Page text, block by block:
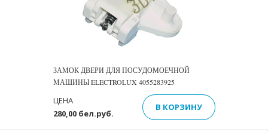
ЗАМОК ДВЕРИ ДЛЯ ПОСУДОМОЕЧНОЙ
МАШИНЫ ELECTROLUX 4055283925
280,00 бел.руб.
ЦЕНА
В КОРЗИНУ